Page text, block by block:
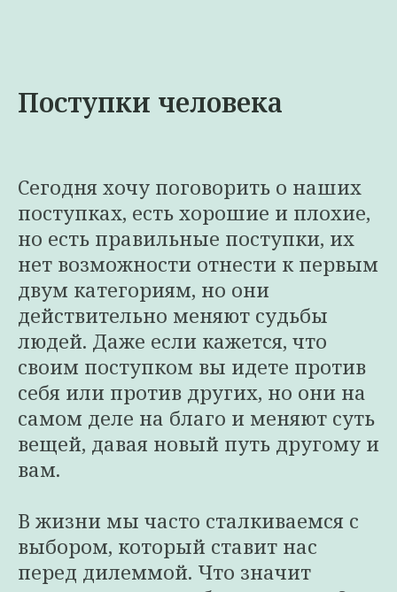
Поступки человека
Сегодня хочу поговорить о наших
поступках, есть хорошие и плохие,
но есть правильные поступки, их
нет возможности отнести к первым
двум категориям, но они
действительно меняют судьбы
людей. Даже если кажется, что
своим поступком вы идете против
себя или против других, но они на
самом деле на благо и меняют суть
вещей, давая новый путь другому и
вам.
В жизни мы часто сталкиваемся с
выбором, который ставит нас
перед дилеммой. Что значит